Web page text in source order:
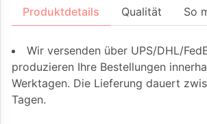
Produktdetails Qualität So
Wir versenden über UPS/DHL/
produzieren Ihre Bestellungen
Werktagen. Die Lieferung dauert
Tagen.